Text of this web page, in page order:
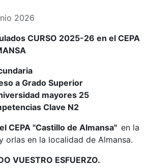
2026
CURSO 2025-26 en el CEPA
a Grado Superior
mayores 25
Clave N2
CEPA "Castillo de Almansa" en la
orlas en la localidad de Almansa.
VUESTRO ESFUERZO.